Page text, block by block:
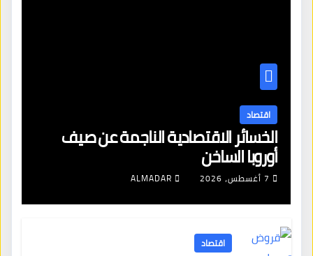
اقتصاد
الخسائر الاقتصادية الناجمة عن صيف
أوروبا الساخن
7 أغسطس، 2026 ALMADAR
اقتصاد